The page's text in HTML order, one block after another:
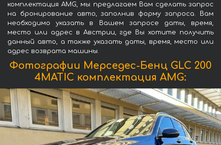
комплектация AMG, мы предлагаем Вам сделать запрос
на бронирование авто, заполнив форму запроса. Вам
необходимо указать в Вашем запросе даты, время,
место или адрес в Австрии, где Вы хотите получить
данный авто, а также указать даты, время, место или
адрес возврата машины.
Фотографии Мерседес-Бенц GLC 200
4MATIC комплектация AMG: